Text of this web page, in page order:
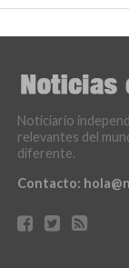
Noticiario
relevantes del
diferente.
Contacto: